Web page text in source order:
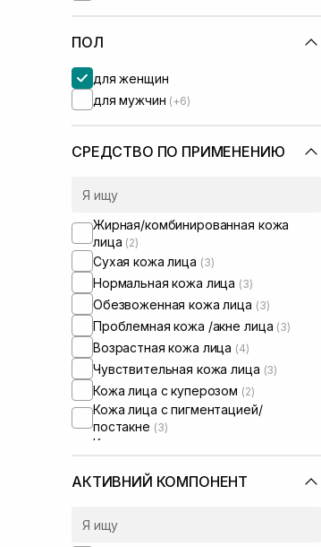
ПОЛ
для женщин
для мужчин (+6)
СРЕДСТВО ПО ПРИМЕНЕНИЮ
Жирная/комбинированная кожа
лица (2)
Сухая кожа лица (3)
Нормальная кожа лица (3)
Обезвоженная кожа лица (3)
Проблемная кожа /акне лица (3)
Возрастная кожа лица (4)
Чувствительная кожа лица (3)
Кожа лица с куперозом (2)
Кожа лица с пигментацией/
постакне (3)
Кожа лица с расширенными порами
Кожа лица с нарушенным
микробиомом
АКТИВНИЙ КОМПОНЕНТ